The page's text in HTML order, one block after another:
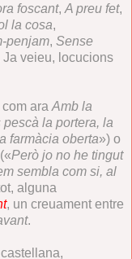
foscant, A preu fet,
la cosa,
penjam, Sense
Ja veieu, locucions
ara Amb la
la portera, la
farmàcia oberta») o
(«Però jo no he tingut
sembla com si, al
alguna
, un creuament entre
.